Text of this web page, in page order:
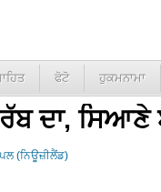
ਫੋਟੋ ਹੁਕਮਨਾਮਾ
ਰੱਬ ਦਾ, ਸਿਆਣੇ
(ਨਿਊਜ਼ੀਲੈਂਡ)